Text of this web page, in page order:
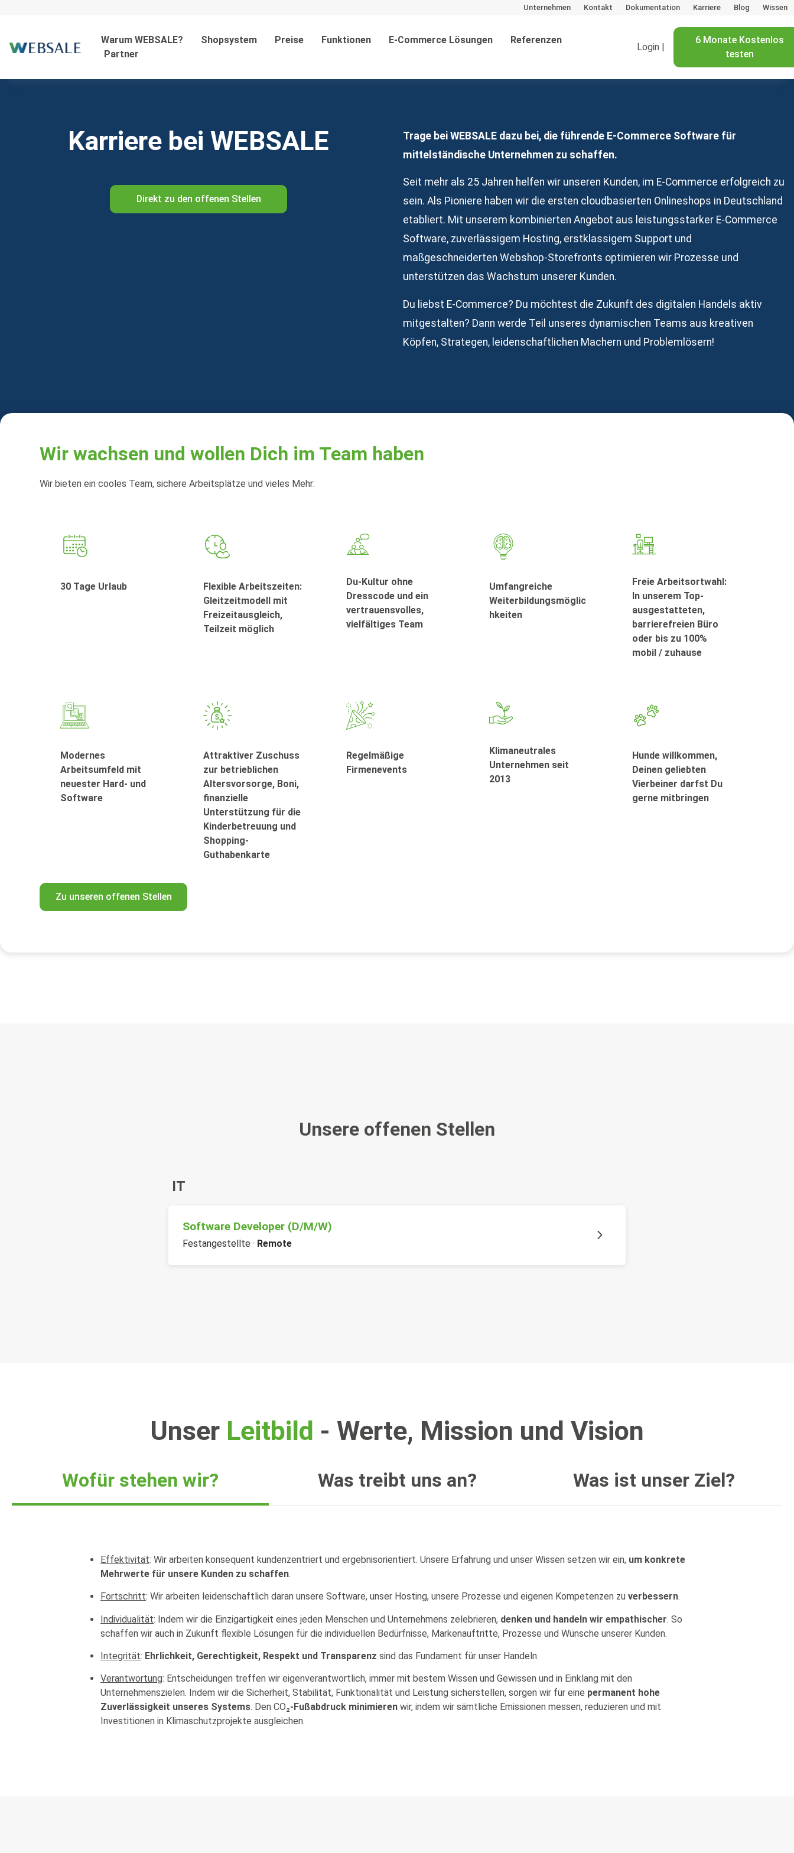
Unternehmen Kontakt Dokumentation Karriere Blog Wissen
Warum WEBSALE? Shopsystem Preise Funktionen E-Commerce Lösungen
Referenzen
Partner
Login |
6 Monate Kostenlos
testen
Karriere bei WEBSALE
Direkt zu den offenen Stellen
Trage bei WEBSALE dazu bei, die führende E-Commerce Software für
mittelständische Unternehmen zu schaffen.
Seit mehr als 25 Jahren helfen wir unseren Kunden, im E-Commerce erfolgreich zu
sein. Als Pioniere haben wir die ersten cloudbasierten Onlineshops in Deutschland
etabliert. Mit unserem kombinierten Angebot aus leistungsstarker E-Commerce
Software, zuverlässigem Hosting, erstklassigem Support und
maßgeschneiderten Webshop-Storefronts optimieren wir Prozesse und
unterstützen das Wachstum unserer Kunden.
Du liebst E-Commerce? Du möchtest die Zukunft des digitalen Handels aktiv
mitgestalten? Dann werde Teil unseres dynamischen Teams aus kreativen
Köpfen, Strategen, leidenschaftlichen Machern und Problemlösern!
Wir wachsen und wollen Dich im Team haben
Wir bieten ein cooles Team, sichere Arbeitsplätze und vieles Mehr:
30 Tage Urlaub
Flexible Arbeitszeiten:
Gleitzeitmodell mit
Freizeitausgleich,
Teilzeit möglich
Du-Kultur ohne
Dresscode und ein
vertrauensvolles,
vielfältiges Team
Umfangreiche
Weiterbildungsmöglic
hkeiten
Freie Arbeitsortwahl:
In unserem Top-
ausgestatteten,
barrierefreien Büro
oder bis zu 100%
mobil / zuhause
Modernes
Arbeitsumfeld mit
neuester Hard- und
Software
Attraktiver Zuschuss
zur betrieblichen
Altersvorsorge, Boni,
finanzielle
Unterstützung für die
Kinderbetreuung und
Shopping-
Guthabenkarte
Regelmäßige
Firmenevents
Klimaneutrales
Unternehmen seit
2013
Hunde willkommen,
Deinen geliebten
Vierbeiner darfst Du
gerne mitbringen
Zu unseren offenen Stellen
Unsere offenen Stellen
IT
Software Developer (D/M/W)
Festangestellte · Remote
Unser Leitbild - Werte, Mission und Vision
Wofür stehen wir? Was treibt uns an? Was ist unser Ziel?
Effektivität: Wir arbeiten konsequent kundenzentriert und ergebnisorientiert. Unsere Erfahrung und unser Wissen setzen wir ein, um konkrete
Mehrwerte für unsere Kunden zu schaffen.
Fortschritt: Wir arbeiten leidenschaftlich daran unsere Software, unser Hosting, unsere Prozesse und eigenen Kompetenzen zu verbessern.
Individualität: Indem wir die Einzigartigkeit eines jeden Menschen und Unternehmens zelebrieren, denken und handeln wir empathischer. So
schaffen wir auch in Zukunft flexible Lösungen für die individuellen Bedürfnisse, Markenauftritte, Prozesse und Wünsche unserer Kunden.
Integrität: Ehrlichkeit, Gerechtigkeit, Respekt und Transparenz sind das Fundament für unser Handeln.
Verantwortung: Entscheidungen treffen wir eigenverantwortlich, immer mit bestem Wissen und Gewissen und in Einklang mit den
Unternehmenszielen. Indem wir die Sicherheit, Stabilität, Funktionalität und Leistung sicherstellen, sorgen wir für eine permanent hohe
Zuverlässigkeit unseres Systems. Den CO₂-Fußabdruck minimieren wir, indem wir sämtliche Emissionen messen, reduzieren und mit
Investitionen in Klimaschutzprojekte ausgleichen.